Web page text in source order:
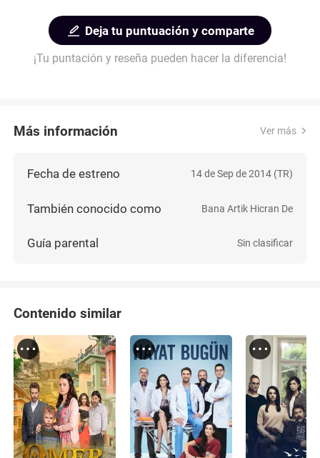
Deja tu puntuación y comparte
¡Tu puntación y reseña pueden hacer la diferencia!
Más información Ver más
Fecha de estreno 14 de Sep de 2014 (TR)
También conocido como Bana Artik Hicran De
Guía parental Sin clasificar
Contenido similar